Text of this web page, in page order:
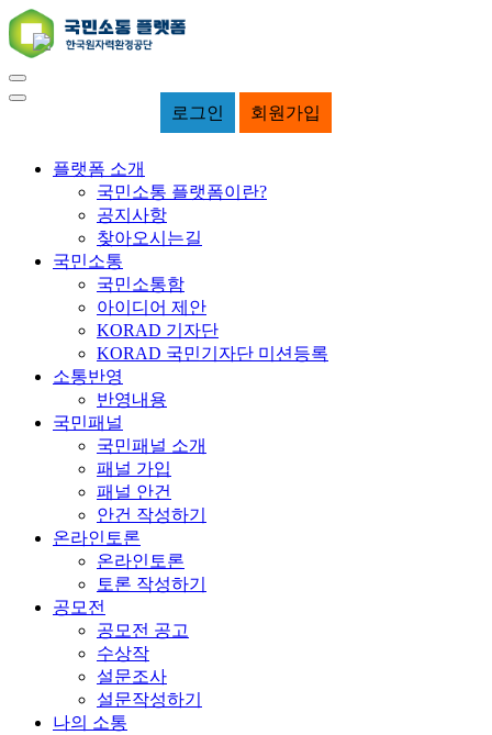
로그인 회원가입
플랫폼 소개
국민소통 플랫폼이란?
공지사항
찾아오시는길
국민소통
국민소통함
아이디어 제안
KORAD 기자단
KORAD 국민기자단 미션등록
소통반영
반영내용
국민패널
국민패널 소개
패널 가입
패널 안건
안건 작성하기
온라인토론
온라인토론
토론 작성하기
공모전
공모전 공고
수상작
설문조사
설문작성하기
나의 소통